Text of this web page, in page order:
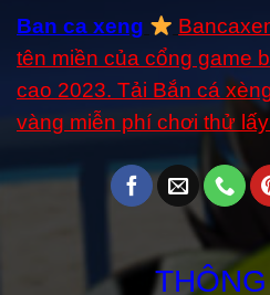
Ban ca xeng
tên miền của cổng game
cao 2023. Tải Bắn cá
vàng miễn phí chơi thử